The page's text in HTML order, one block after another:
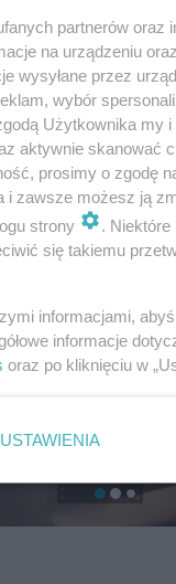
partnerów
na urządzeniu
wysyłane przez
wybór
Użytkownika
aktywnie skanować
prosimy o zgodę
i zawsze możesz ją
strony
.
się takiemu
informacjami,
informacje
oraz po kliknięciu w
USTAWIENIA